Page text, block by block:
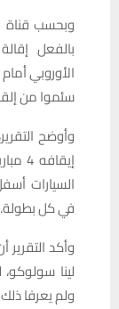
وبحسب قناة
بالفعل
الأوروبي
سئموا من
وأوضح
السيارات
في كل بطولة.
وأكد التقرير
لينا
ولم يعرفا ذلك